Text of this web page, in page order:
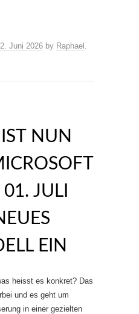
Juni 2026 by Raphael .
NUN
JULI
EIN
heisst es konkret? Das
und es geht um
in einer gezielten